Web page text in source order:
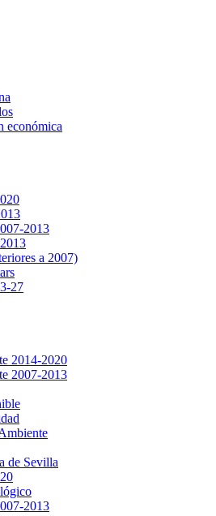
económica
2013
a 2007)
27
2014-2020
2007-2013
de Sevilla
2013